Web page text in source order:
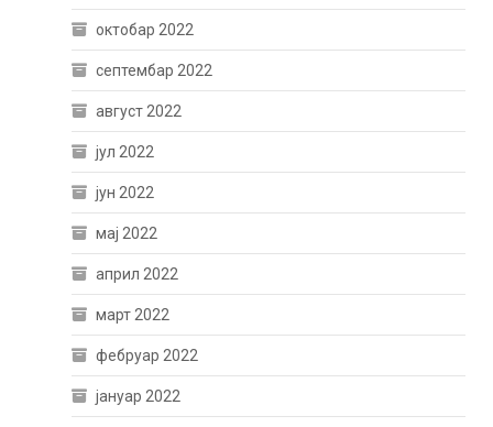
октобар 2022
септембар 2022
август 2022
јул 2022
јун 2022
мај 2022
април 2022
март 2022
фебруар 2022
јануар 2022